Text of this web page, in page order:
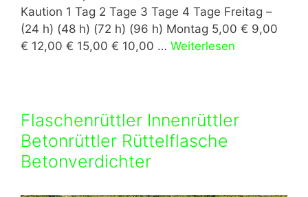
Kaution 1 Tag 2 Tage 3 Tage 4 Tage Freitag –
(24 h) (48 h) (72 h) (96 h) Montag 5,00 € 9,00
€ 12,00 € 15,00 € 10,00 … Weiterlesen
Flaschenrüttler Innenrüttler
Betonrüttler Rüttelflasche
Betonverdichter